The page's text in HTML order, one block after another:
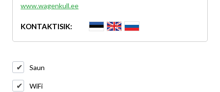
www.wagenkull.ee
KONTAKTISIK:
Saun
WiFi